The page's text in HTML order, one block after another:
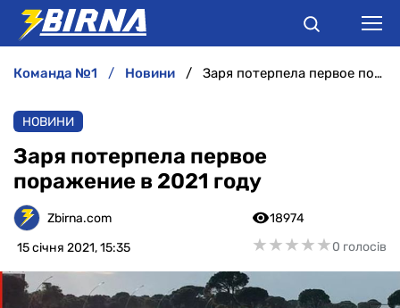
АНАЛІТИКА
ІНТЕРВ'Ю
РІЗНЕ
БУКМЕКЕРИ
команда №1 новини Заря потерпела первое поражение в 2021 году
НОВИНИ
Заря потерпела первое
поражение в 2021 году
Zbirna.com
15 січня 2021, 15:35
18974
★★★★★
★★★★★0 голосів